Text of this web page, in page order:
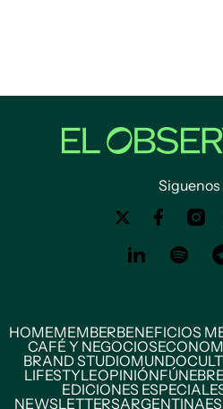
Siguenos
HOMEMEMBERBENEFICIOS
CAFÉ Y NEGOCIOS
BRAND STUDIOMUNDO
LIFESTYLEOPINIÓN
EDICIONES
NEWSLETTERSARGENTINA